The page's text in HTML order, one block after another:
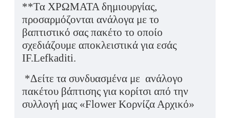
**Τα ΧΡΩΜΑΤΑ δημιουργίας,
προσαρμόζονται ανάλογα με το
βαπτιστικό σας πακέτο το οποίο
σχεδιάζουμε αποκλειστικά για εσάς
IF.Lefkaditi.
*Δείτε τα συνδυασμένα με ανάλογο
πακέτου βάπτισης για κορίτσι από την
συλλογή μας «Flower Κορνίζα Αρχικό»